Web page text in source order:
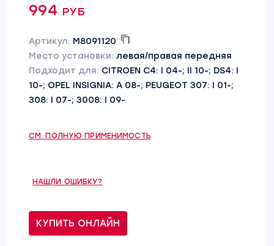
994 руб
Артикул: M8091120
Место установки: левая/правая передняя
Подходит для: CITROEN C4: I 04-; II 10-; DS4: I
10-; OPEL INSIGNIA: A 08-; PEUGEOT 307: I 01-;
308: I 07-; 3008: I 09-
СМ. ПОЛНУЮ ПРИМЕНИМОСТЬ
НАШЛИ ОШИБКУ?
КУПИТЬ ОНЛАЙН